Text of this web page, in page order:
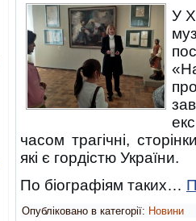
У
часом трагічні,
які є гордістю України.
По біографіям таких…
Опубліковано в категорії: Новини